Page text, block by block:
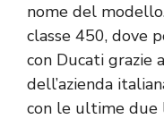
nome del
classe 450, dove
con Ducati grazie
dell’azienda
con le ultime